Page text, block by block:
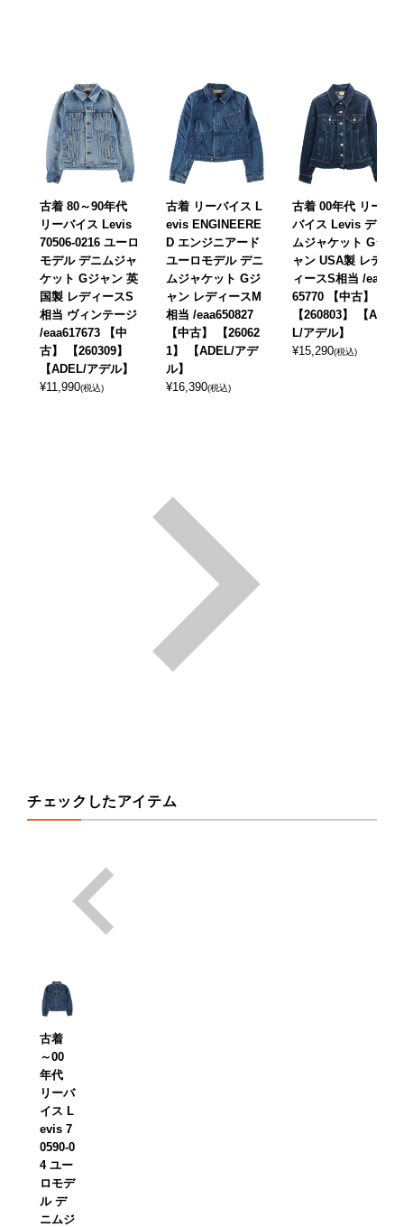
古着 80～90年代
リーバイス Levis
70506-0216 ユーロ
モデル デニムジャ
ケット Gジャン 英
国製 レディースS
相当 ヴィンテージ
/eaa617673 【中
古】 【260309】
【ADEL/アデル】
¥11,990(税込)
古着 リーバイス L
evis ENGINEERE
D エンジニアード
ユーロモデル デニ
ムジャケット Gジ
ャン レディースM
相当 /eaa650827
【中古】 【26062
1】 【ADEL/アデ
ル】
¥16,390(税込)
古着 00年代 リー
バイス Levis デニ
ムジャケット Gジ
ャン USA製 レデ
ィースS相当 /eaa6
65770 【中古】
【260803】 【ADE
L/アデル】
¥15,290(税込)
チェックしたアイテム
古着
～00
年代
リーバ
イス L
evis 7
0590-0
4 ユー
ロモデ
ル デ
ニムジ